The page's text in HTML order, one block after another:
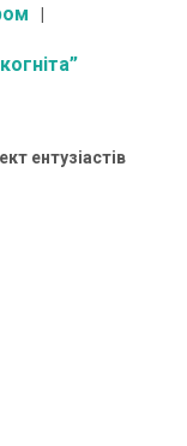
ентузіастів